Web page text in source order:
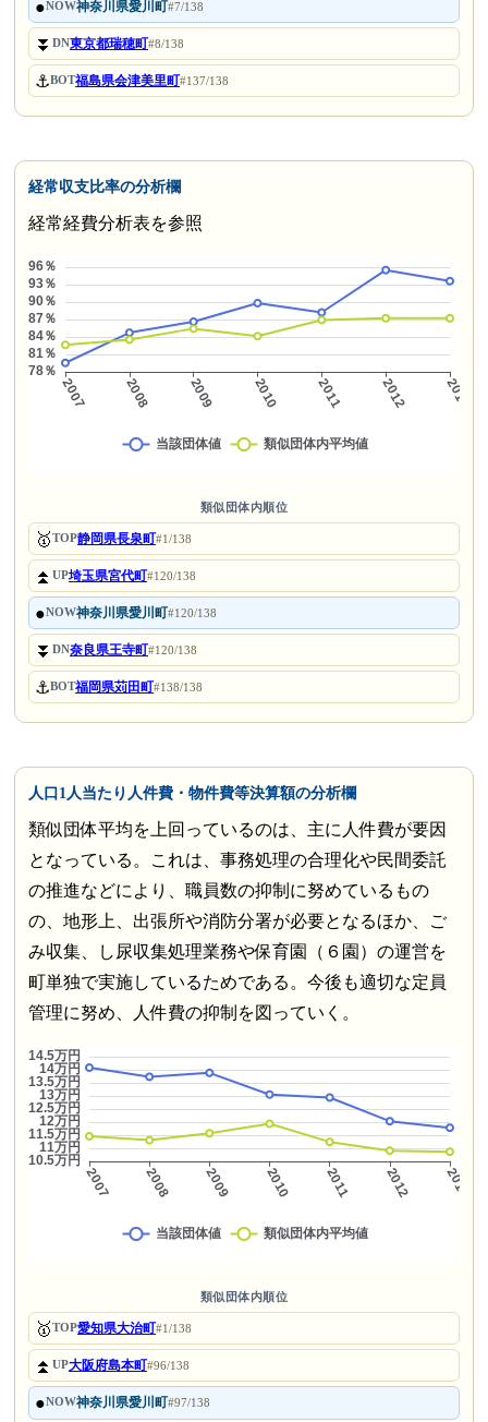
●NOW神奈川県愛川町#7/138
⏬DN東京都瑞穂町#8/138
⚓BOT福島県会津美里町#137/138
経常収支比率の分析欄
経常経費分析表を参照
類似団体内順位
🥇TOP静岡県長泉町#1/138
⏫UP埼玉県宮代町#120/138
●NOW神奈川県愛川町#120/138
⏬DN奈良県王寺町#120/138
⚓BOT福岡県苅田町#138/138
人口1人当たり人件費・物件費等決算額の分析欄
類似団体平均を上回っているのは、主に人件費が要因
となっている。これは、事務処理の合理化や民間委託
の推進などにより、職員数の抑制に努めているもの
の、地形上、出張所や消防分署が必要となるほか、ご
み収集、し尿収集処理業務や保育園（６園）の運営を
町単独で実施しているためである。今後も適切な定員
管理に努め、人件費の抑制を図っていく。
類似団体内順位
🥇TOP愛知県大治町#1/138
⏫UP大阪府島本町#96/138
●NOW神奈川県愛川町#97/138